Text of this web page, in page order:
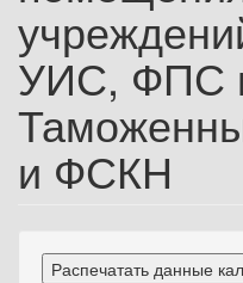
УИС, ФПС
и ФСКН
Распечатать данные